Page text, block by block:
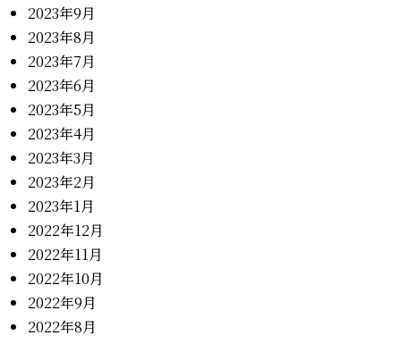
2023年9月
2023年8月
2023年7月
2023年6月
2023年5月
2023年4月
2023年3月
2023年2月
2023年1月
2022年12月
2022年11月
2022年10月
2022年9月
2022年8月